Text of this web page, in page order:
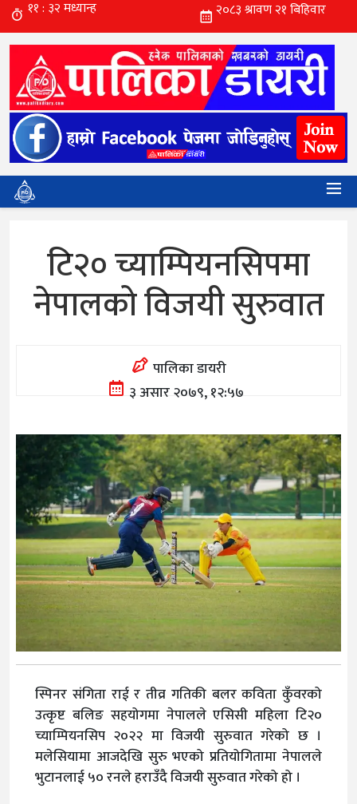
टि२० च्याम्पियनसिपमा
नेपालको विजयी सुरुवात
पालिका डायरी
३ असार २०७९, १२:५७
स्पिनर संगिता राई र तीव्र गतिकी बलर कविता कुँवरको
उत्कृष्ट बलिङ सहयोगमा नेपालले एसिसी महिला टि२०
च्याम्पियनसिप २०२२ मा विजयी सुरुवात गरेको छ ।
मलेसियामा आजदेखि सुरु भएको प्रतियोगितामा नेपालले
भुटानलाई ५० रनले हराउँदै विजयी सुरुवात गरेको हो ।